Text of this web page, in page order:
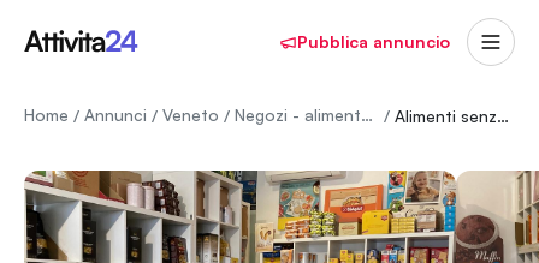
Pubblica annuncio
Home / Annunci / Veneto / Negozi - alimentari e ortofrutta / Alimenti senza glutine-detergenti casa-cosmesi marchi prestigiosi